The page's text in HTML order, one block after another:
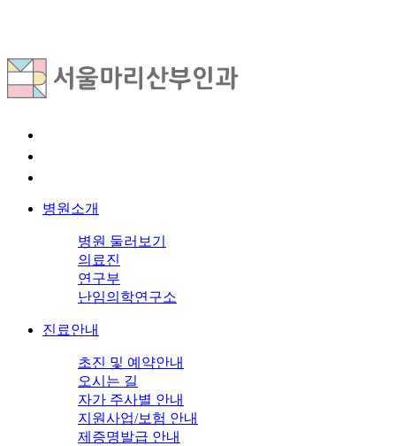
병원소개
병원 둘러보기
의료진
연구부
난임의학연구소
진료안내
초진 및 예약안내
오시는 길
자가 주사별 안내
지원사업/보험 안내
제증명발급 안내